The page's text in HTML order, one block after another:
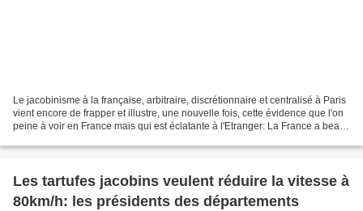
Le jacobinisme à la française, arbitraire, discrétionnaire et centralisé à Paris
vient encore de frapper et illustre, une nouvelle fois, cette évidence que l'on
peine à voir en France mais qui est éclatante à l'Etranger: La France a beau
Les tartufes jacobins veulent réduire la vitesse à
80km/h: les présidents des départements